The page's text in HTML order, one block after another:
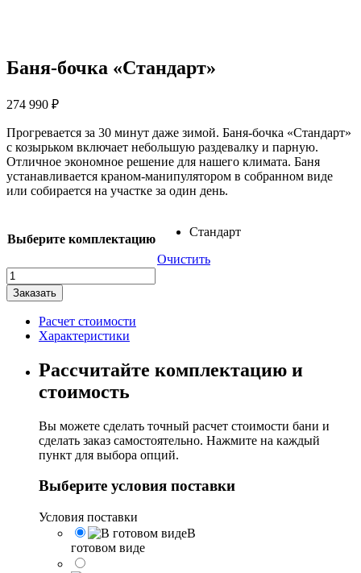
Баня-бочка «Стандарт»
274 990 ₽
Прогревается за 30 минут даже зимой. Баня-бочка «Стандарт»
с козырьком включает небольшую раздевалку и парную.
Отличное экономное решение для нашего климата. Баня
устанавливается краном-манипулятором в собранном виде
или собирается на участке за один день.
Выберите комплектацию
Стандарт
Очистить
Количество
товара
Баня-
бочка
"Стандарт"
Заказать
Расчет стоимости
Характеристики
Рассчитайте комплектацию и
стоимость
Вы можете сделать точный расчет стоимости бани и
сделать заказ самостоятельно. Нажмите на каждый
пункт для выбора опций.
Выберите условия поставки
Условия поставки
В
готовом виде